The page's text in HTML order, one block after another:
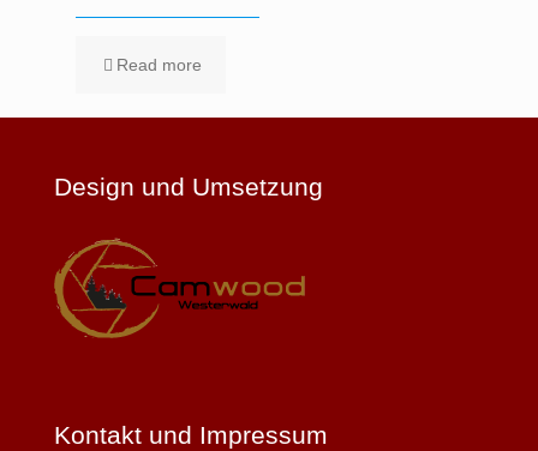
Read more
Design und Umsetzung
Kontakt und Impressum